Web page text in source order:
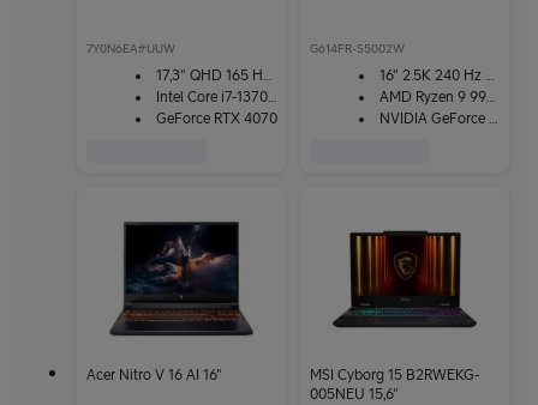
7Y0N6EA#UUW
17,3" QHD 165 Hz -näyttö
Intel Core i7-13700HX
GeForce RTX 4070
G614FR-S5002W
16" 2.5K 240 Hz ROG Nebula HDR -näyttö
AMD Ryzen 9 9955HX
NVIDIA GeForce RTX 5070Ti
Acer Nitro V 16 AI 16"
MSI Cyborg 15 B2RWEKG-
005NEU 15,6"